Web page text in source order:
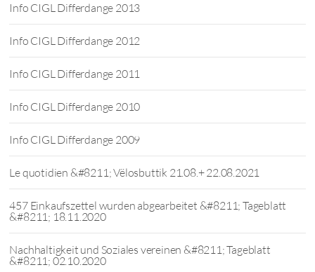
Info CIGL Differdange 2013
Info CIGL Differdange 2012
Info CIGL Differdange 2011
Info CIGL Differdange 2010
Info CIGL Differdange 2009
Le quotidien &#8211; Vëlosbuttik 21.08.+ 22.08.2021
457 Einkaufszettel wurden abgearbeitet &#8211; Tageblatt
&#8211; 18.11.2020
Nachhaltigkeit und Soziales vereinen &#8211; Tageblatt
&#8211; 02.10.2020